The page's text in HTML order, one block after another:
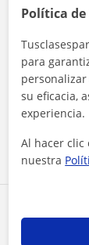
Zona
Política de
para
su eficacia,
experiencia.
Al hacer clic
nuestra